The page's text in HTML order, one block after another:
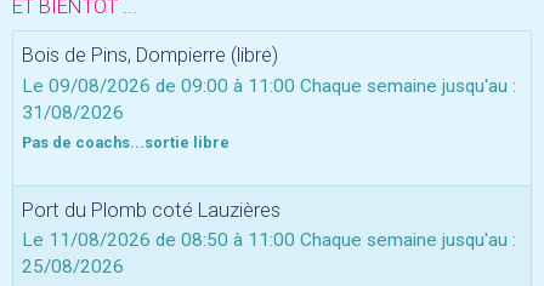
ET BIENTÔT ...
Bois de Pins, Dompierre (libre)
Le 09/08/2026 de 09:00 à 11:00 Chaque semaine jusqu'au :
31/08/2026
Pas de coachs...sortie libre
Port du Plomb coté Lauzières
Le 11/08/2026 de 08:50 à 11:00 Chaque semaine jusqu'au :
25/08/2026